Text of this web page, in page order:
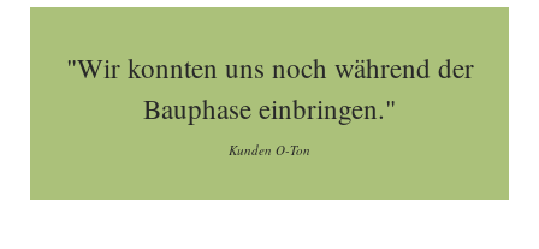
"Wir konnten uns noch während der
Bauphase einbringen."
Kunden O-Ton